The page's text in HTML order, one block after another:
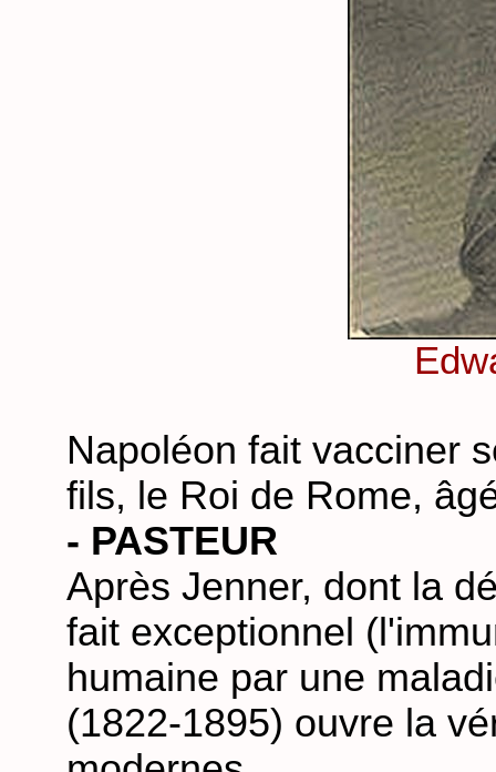
Napoléon fait vacciner
fils, le Roi de Rome,
- PASTEUR
Après Jenner, dont la
fait exceptionnel
humaine par une
(1822-1895) ouvre la